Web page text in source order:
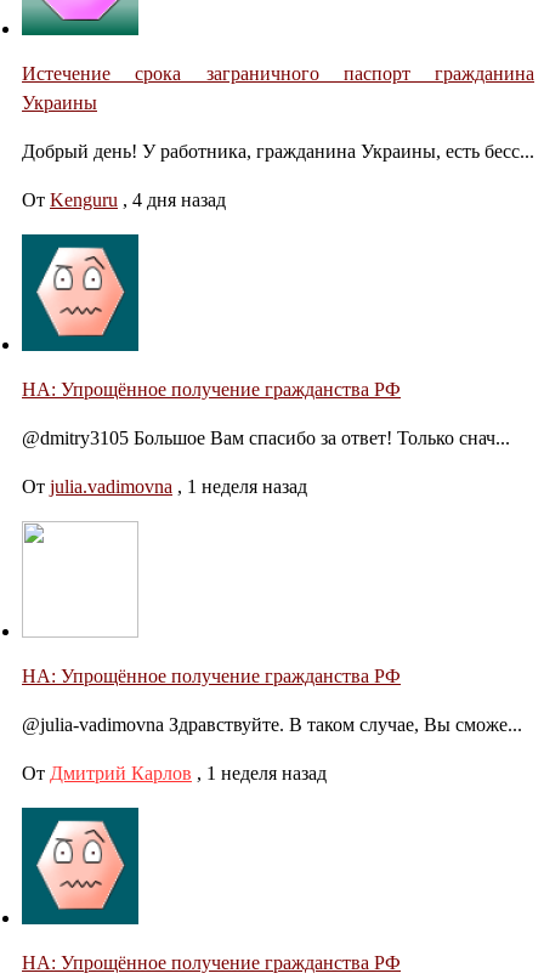
Истечение срока заграничного паспорт гражданина
Украины
Добрый день! У работника, гражданина Украины, есть бесс...
От Kenguru , 4 дня назад
НА: Упрощённое получение гражданства РФ
@dmitry3105 Большое Вам спасибо за ответ! Только снач...
От julia.vadimovna , 1 неделя назад
НА: Упрощённое получение гражданства РФ
@julia-vadimovna Здравствуйте. В таком случае, Вы сможе...
От Дмитрий Карлов , 1 неделя назад
НА: Упрощённое получение гражданства РФ